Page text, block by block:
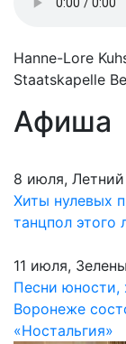
Hanne-Lore
Staatskapelle
Афиша
8 июля, Летний
Хиты нулевых
танцпол этого
11 июля,
Песни юности,
Воронеже
«Ностальгия»